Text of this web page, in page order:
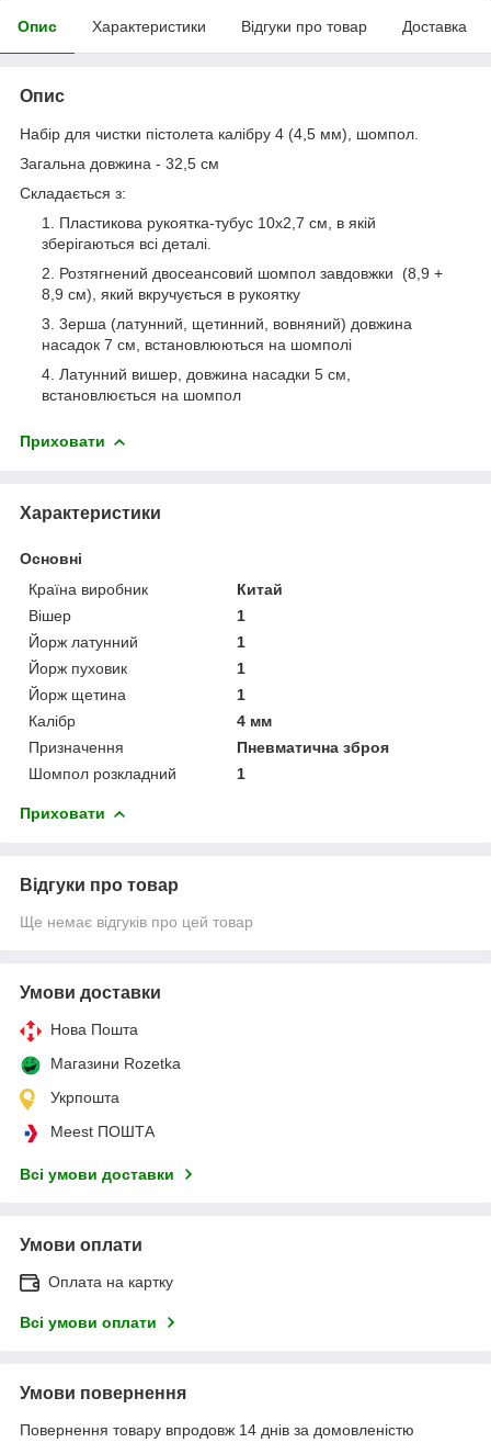
Опис Характеристики Відгуки про товар Доставка
Опис
Набір для чистки пістолета калібру 4 (4,5 мм), шомпол.
Загальна довжина - 32,5 см
Складається з:
Пластикова рукоятка-тубус 10х2,7 см, в якій
зберігаються всі деталі.
Розтягнений двосеансовий шомпол завдовжки (8,9 +
8,9 см), який вкручується в рукоятку
3ерша (латунний, щетинний, вовняний) довжина
насадок 7 см, встановлюються на шомполі
Латунний вишер, довжина насадки 5 см,
встановлюється на шомпол
Приховати
Характеристики
Основні
Країна виробник
Китай
Вішер
1
Йорж латунний
1
Йорж пуховик
1
Йорж щетина
1
Калібр
4 мм
Призначення
Пневматична зброя
Шомпол розкладний
1
Приховати
Відгуки про товар
Ще немає відгуків про цей товар
Умови доставки
Нова Пошта
Магазини Rozetka
Укрпошта
Meest ПОШТА
Всі умови доставки
Умови оплати
Оплата на картку
Всі умови оплати
Умови повернення
Повернення товару впродовж 14 днів за домовленістю